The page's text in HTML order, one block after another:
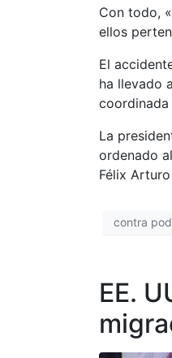
Con todo,
ellos
El
ha llevado
coordinada
La
ordenado
Félix
contra
EE.